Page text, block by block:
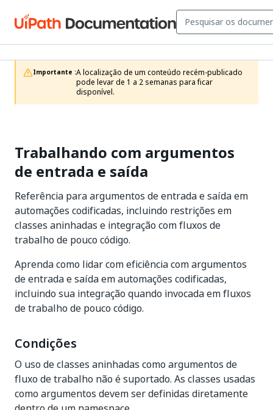
Importante :A localização de um conteúdo recém-publicado
pode levar de 1 a 2 semanas para ficar
disponível.
Trabalhando com argumentos
de entrada e saída
Referência para argumentos de entrada e saída em
automações codificadas, incluindo restrições em
classes aninhadas e integração com fluxos de
trabalho de pouco código.
Aprenda como lidar com eficiência com argumentos
de entrada e saída em automações codificadas,
incluindo sua integração quando invocada em fluxos
de trabalho de pouco código.
Condições
O uso de classes aninhadas como argumentos de
fluxo de trabalho não é suportado. As classes usadas
como argumentos devem ser definidas diretamente